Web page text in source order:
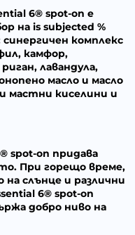
6® spot-on е
на is subjected %
комплекс
камфор,
лавандула,
масло и масло
мастни киселини и
spot-on придава
При горещо време,
слънце и различни
6® spot-on
добро ниво на